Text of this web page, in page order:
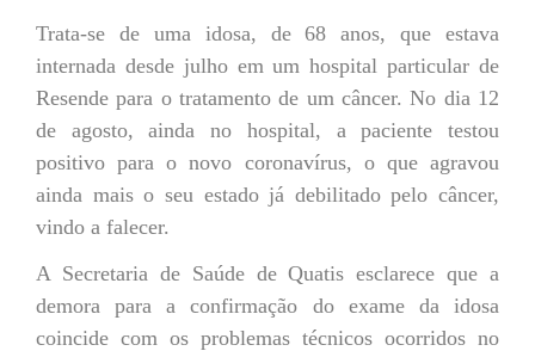
Trata-se de uma idosa, de 68 anos, que estava
internada desde julho em um hospital particular de
Resende para o tratamento de um câncer. No dia 12
de agosto, ainda no hospital, a paciente testou
positivo para o novo coronavírus, o que agravou
ainda mais o seu estado já debilitado pelo câncer,
vindo a falecer.
A Secretaria de Saúde de Quatis esclarece que a
demora para a confirmação do exame da idosa
coincide com os problemas técnicos ocorridos no